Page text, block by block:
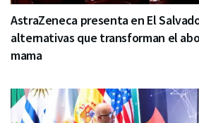
AstraZeneca presenta en El
alternativas que transforman el
mama